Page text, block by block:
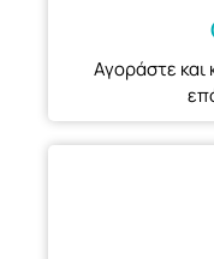
Αγοράστε και